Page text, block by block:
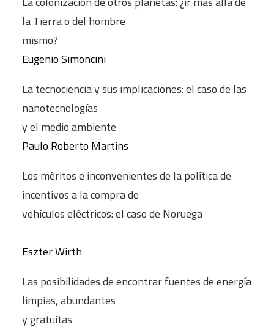
la Tierra o del hombre
mismo?
Eugenio Simoncini
La tecnociencia y sus implicaciones: el caso de las
nanotecnologías
y el medio ambiente
Paulo Roberto Martins
Los méritos e inconvenientes de la política de
incentivos a la compra de
vehículos eléctricos: el caso de Noruega
Eszter Wirth
Las posibilidades de encontrar fuentes de energía
limpias, abundantes
y gratuitas